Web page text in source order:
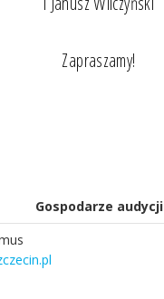
Zapraszamy!
Gospodarze audycji